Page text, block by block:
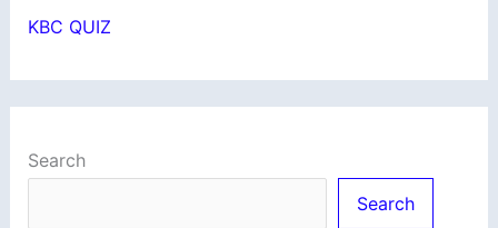
KBC QUIZ
Search
Search